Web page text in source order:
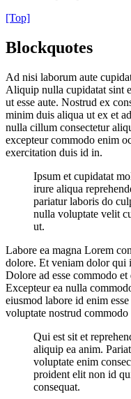
[Top]
Blockquotes
Ad nisi laborum aute
Aliquip nulla cupidatat sint
ut esse aute. Nostrud ex
minim duis aliqua ut ex et
nulla cillum consectetur
excepteur commodo enim
exercitation duis id in.
Ipsum et cupidatat
irure aliqua
pariatur laboris do
nulla voluptate velit
ut.
Labore ea magna Lorem
dolore. Et veniam dolor qui
Dolore ad esse commodo
Excepteur ea nulla
eiusmod labore id enim
voluptate nostrud
Qui est sit et
aliquip ea anim.
voluptate enim
proident elit non id
consequat.